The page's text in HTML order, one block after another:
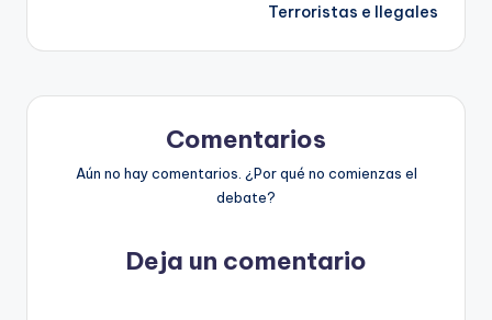
Terroristas e Ilegales
Comentarios
Aún no hay comentarios. ¿Por qué no comienzas el
debate?
Deja un comentario